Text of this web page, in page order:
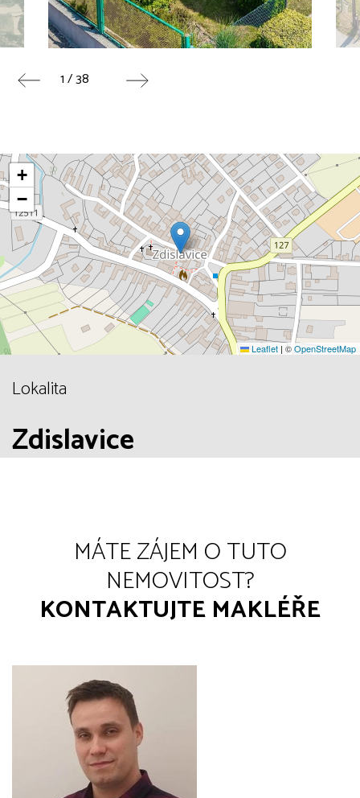
1 / 38
+
−
Leaflet | ©OpenStreetMap
Lokalita
Zdislavice
MÁTE ZÁJEM O TUTO
NEMOVITOST?
KONTAKTUJTE MAKLÉŘE